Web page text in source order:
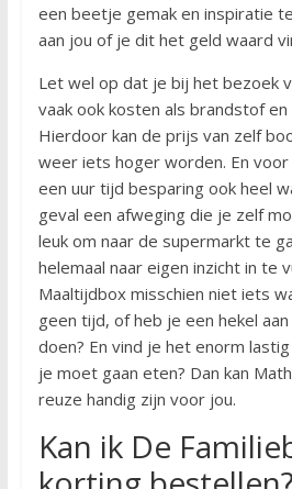
een beetje gemak en inspiratie
aan jou of je dit het geld waard
Let wel op dat je bij het bezoek
vaak ook kosten als brandstof
Hierdoor kan de prijs van zelf
weer iets hoger worden. En
een uur tijd besparing ook heel
geval een afweging die je zelf
leuk om naar de supermarkt te
helemaal naar eigen inzicht in te
Maaltijdbox misschien niet iets
geen tijd, of heb je een hekel
doen? En vind je het enorm
je moet gaan eten? Dan kan
reuze handig zijn voor jou.
Kan ik De